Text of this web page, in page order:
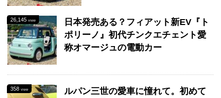
26,145 view
日本発売ある？フィアット新EV『ト
ポリーノ』初代チンクエチェント愛
称オマージュの電動カー
358 view
ルパン三世の愛車に憧れて。初めて